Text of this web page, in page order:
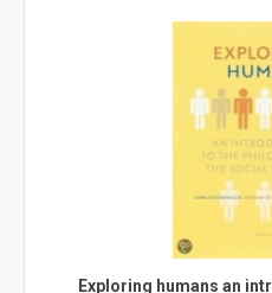
Exploring humans an